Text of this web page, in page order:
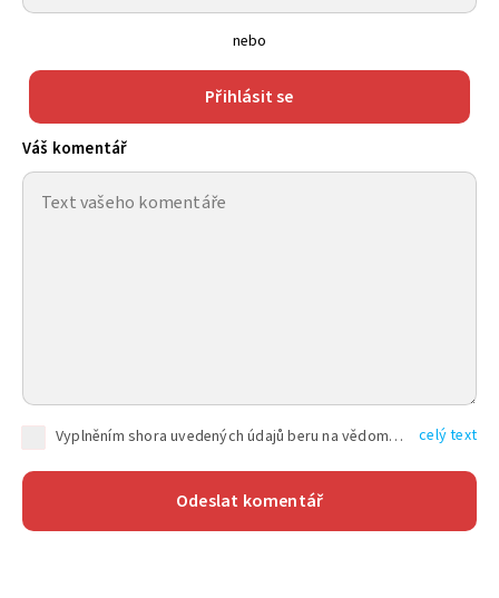
nebo
Přihlásit se
Váš komentář
Vyplněním shora uvedených údajů beru na vědomí, že společnost TEXT FACTORY s.r.o., sídlem Brno, Durďákova 336/29, Černá Pole, PSČ: 613 00, IČ: 06157831, zapsané u Krajského soudu v Brně, oddíl C, vložka 100399, bude zpracovávat mé osobní údaje uvedené v rámci mnou vyplněného registračního formuláře na základě oprávněných zájmů TEXT FACTORY s.r.o. dle čl. 6 odst. 1 písm. f) GDPR a pro splnění právních povinností (čl. 6 odst. 1 písm. c) GDPR), a to pro tyto účely: nezbytnost zajistit oprávnění návštěvníka webových stránek provozovaných společností TEXT FACTORY s.r.o. přispívat aktivně ke zveřejněným článkům nebo v rámci diskusních fór a výkon práv TEXT FACTORY s.r.o. jako administrátora těchto diskusních fór. Více informací o zpracování osobních údajů a právech lze nalézt v celý text